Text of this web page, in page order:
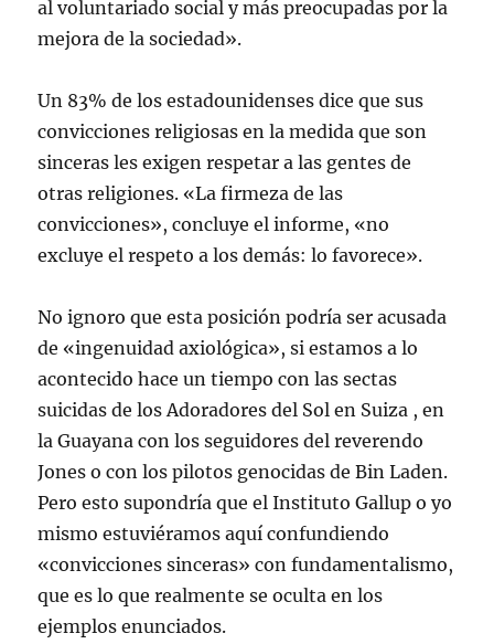
al voluntariado social y más preocupadas por la
mejora de la sociedad».
Un 83% de los estadounidenses dice que sus
convicciones religiosas en la medida que son
sinceras les exigen respetar a las gentes de
otras religiones. «La firmeza de las
convicciones», concluye el informe, «no
excluye el respeto a los demás: lo favorece».
No ignoro que esta posición podría ser acusada
de «ingenuidad axiológica», si estamos a lo
acontecido hace un tiempo con las sectas
suicidas de los Adoradores del Sol en Suiza , en
la Guayana con los seguidores del reverendo
Jones o con los pilotos genocidas de Bin Laden.
Pero esto supondría que el Instituto Gallup o yo
mismo estuviéramos aquí confundiendo
«convicciones sinceras» con fundamentalismo,
que es lo que realmente se oculta en los
ejemplos enunciados.